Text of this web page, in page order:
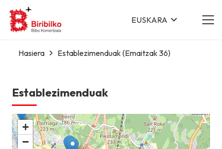
EUSKARA
Hasiera Establezimenduak (Emaitzak 36)
Establezimenduak
+
−